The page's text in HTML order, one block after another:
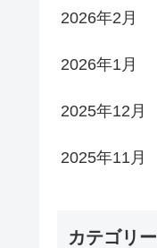
2026年2月
2026年1月
2025年12月
2025年11月
カテゴリー